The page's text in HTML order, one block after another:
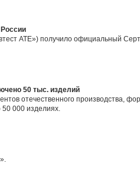
АТЕ») получило официальный
50 тыс. изделий
отечественного производства,
50 000 изделиях.